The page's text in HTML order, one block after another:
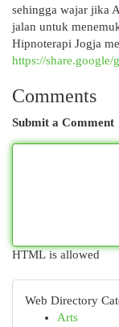
sehingga wajar jika
jalan untuk
Hipnoterapi Jogja
https://
Comments
Submit a Comment
HTML is allowed
Web Directory
Arts